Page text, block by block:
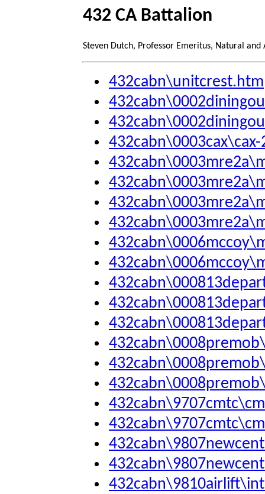
432 CA Battalion
Steven Dutch, Professor Emeritus, Natural
432cabn\unitcrest.htm